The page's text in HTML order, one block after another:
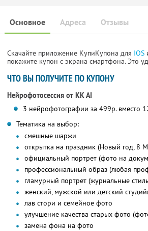
Основное Отзывы
Адреса
Скачайте приложение КупиКупона для IOS
покажите купон с экрана смартфона. Это
ЧТО ВЫ ПОЛУЧИТЕ ПО КУПОНУ
Нейрофотосессия от KK AI
3 нейрофотографии за 499р. вместо
Тематика на выбор:
смешные шаржи
открытка на праздник (Новый год, 8
официальный портрет (фото на
профессиональный образ (любая
гламурный портрет (журнальные
женский, мужской или детский
лав стори и семейное фото
улучшение качества старых фото
замена фона на фото